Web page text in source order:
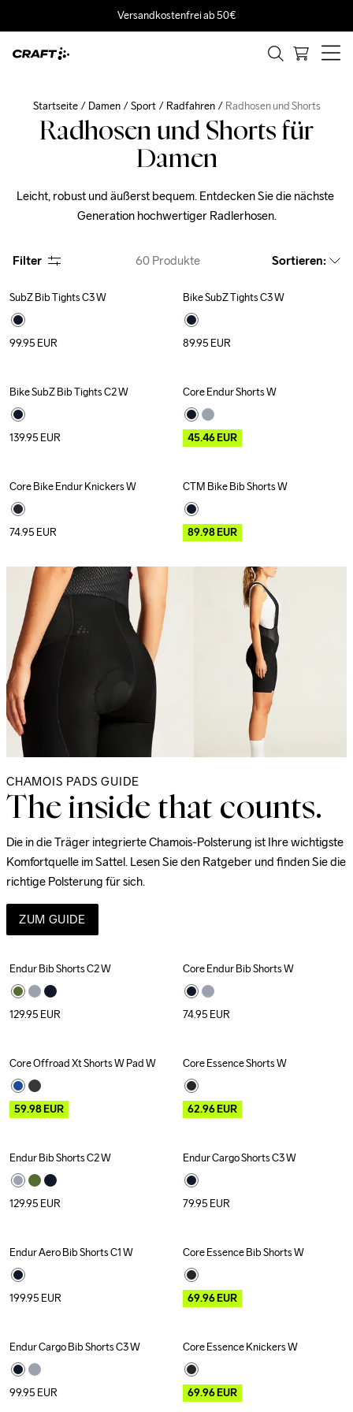
Versandkostenfrei ab 50€
Startseite Damen Sport Radfahren Radhosen und Shorts
Radhosen und Shorts für
Damen
Leicht, robust und äußerst bequem. Entdecken Sie die nächste
Generation hochwertiger Radlerhosen.
Filter 60 Produkte Sortieren:
New
SubZ Bib Tights C3 W
99.95 EUR
New
Bike SubZ Tights C3 W
89.95 EUR
New
Bike SubZ Bib Tights C2 W
139.95 EUR
Outlet
Core Endur Shorts W
45.46EUR
Core Bike Endur Knickers W
74.95 EUR
CHAMOIS PADS GUIDE
The inside that counts.
Die in die Träger integrierte Chamois-Polsterung ist Ihre wichtigste
Komfortquelle im Sattel. Lesen Sie den Ratgeber und finden Sie die
richtige Polsterung für sich.
ZUM GUIDE
Outlet
CTM Bike Bib Shorts W
89.98EUR
Endur Bib Shorts C2 W
129.95 EUR
Core Endur Bib Shorts W
74.95 EUR
Outlet
Core Offroad Xt Shorts W Pad W
59.98EUR
Outlet Recycled
Core Essence Shorts W
62.96EUR
Endur Bib Shorts C2 W
129.95 EUR
Endur Cargo Shorts C3 W
79.95 EUR
Endur Aero Bib Shorts C1 W
199.95 EUR
Outlet Recycled
Core Essence Bib Shorts W
69.96EUR
Endur Cargo Bib Shorts C3 W
99.95 EUR
Outlet Recycled
Core Essence Knickers W
69.96EUR